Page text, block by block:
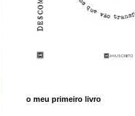
o meu primeiro livro